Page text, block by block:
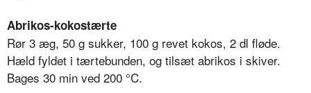
Abrikos-kokostærte
Rør 3 æg, 50 g sukker, 100 g revet kokos, 2 dl fløde.
Hæld fyldet i tærtebunden, og tilsæt abrikos i skiver.
Bages 30 min ved 200 °C.